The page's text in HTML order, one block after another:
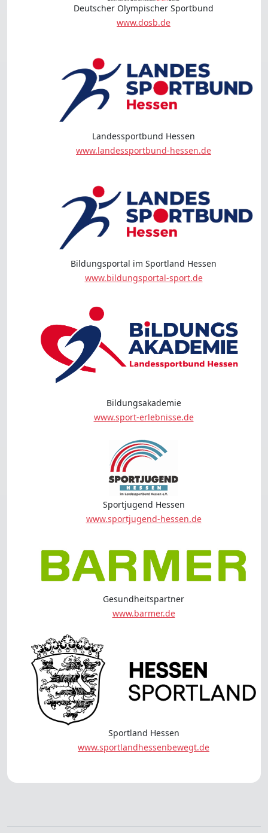
Deutscher Olympischer Sportbund
www.dosb.de
Landessportbund Hessen
www.landessportbund-hessen.de
Bildungsportal im Sportland Hessen
www.bildungsportal-sport.de
Bildungsakademie
www.sport-erlebnisse.de
Sportjugend Hessen
www.sportjugend-hessen.de
Gesundheitspartner
www.barmer.de
Sportland Hessen
www.sportlandhessenbewegt.de